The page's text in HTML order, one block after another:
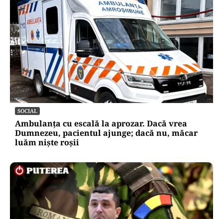
SOCIAL
Ambulanța cu escală la aprozar. Dacă vrea
Dumnezeu, pacientul ajunge; dacă nu, măcar
luăm niște roșii